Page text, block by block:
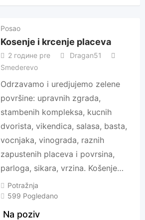
Posao
Kosenje i krcenje placeva
2 године pre
Dragan51
Smederevo
Odrzavamo i uredjujemo zelene
površine: upravnih zgrada,
stambenih kompleksa, kucnih
dvorista, vikendica, salasa, basta,
vocnjaka, vinograda, raznih
zapustenih placeva i povrsina,
parloga, sikara, vrzina. Košenje…
Potražnja
599 Pogledano
Na poziv